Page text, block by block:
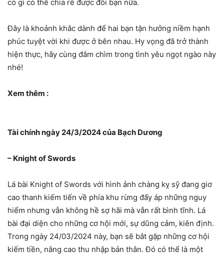
có gì có thể chia rẽ được đôi bạn nữa.
Đây là khoảnh khắc dành để hai bạn tận hưởng niềm hạnh
phúc tuyệt vời khi được ở bên nhau. Hy vọng đã trở thành
hiện thực, hãy cùng đắm chìm trong tình yêu ngọt ngào này
nhé!
Xem thêm :
Tài chính ngày 24/3/2024 của Bạch Dương
– Knight of Swords
Lá bài Knight of Swords với hình ảnh chàng kỵ sỹ đang giơ
cao thanh kiếm tiến về phía khu rừng đấy áp những nguy
hiểm nhưng vẫn không hề sợ hãi mà vẫn rất bình tĩnh. Lá
bài đại diện cho những cơ hội mới, sự dũng cảm, kiên định.
Trong ngày 24/03/2024 này, bạn sẽ bắt gặp những cơ hội
kiếm tiền, nâng cao thu nhập bản thân. Đó có thể là một